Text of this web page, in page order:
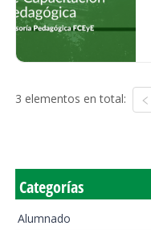
3 elementos en total:
Categorías
Alumnado